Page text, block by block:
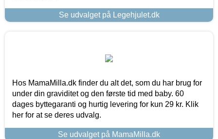
Se udvalget på Legehjulet.dk
Hos MamaMilla.dk finder du alt det, som du har brug for
under din graviditet og den første tid med baby. 60
dages byttegaranti og hurtig levering for kun 29 kr. Klik
her for at se deres udvalg.
Se udvalget på MamaMilla.dk